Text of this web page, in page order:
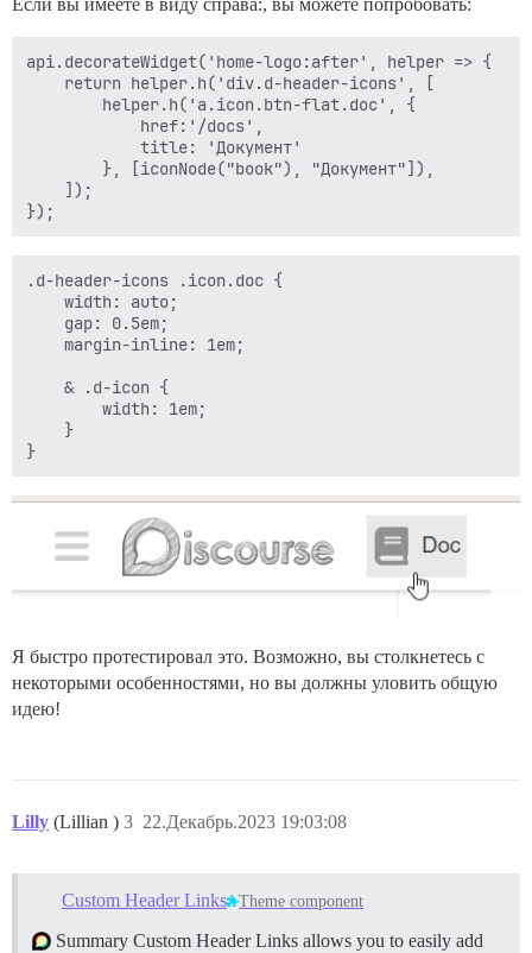
api.decorateWidget('home-logo:after', helper => {
    return helper.h('div.d-header-icons', [
        helper.h('a.icon.btn-flat.doc', {
            href:'/docs',
            title: 'Документ'
        }, [iconNode("book"), "Документ"]),
    ]);
.d-header-icons .icon.doc {
    width: auto;
    gap: 0.5em;
    margin-inline: 1em;
    & .d-icon {
        width: 1em;
    }
Я быстро протестировал это. Возможно, вы столкнетесь с
некоторыми особенностями, но вы должны уловить общую
идею!
Lilly (Lillian ) 22.Декабрь.2023 19:03:08
3
Custom Header Links Theme component
Summary Custom Header Links allows you to easily add